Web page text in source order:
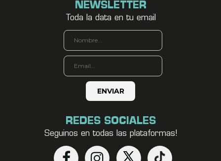
NEWSLETTER
Toda la data en tu email
REDES SOCIALES
Seguinos en todas las plataformas!